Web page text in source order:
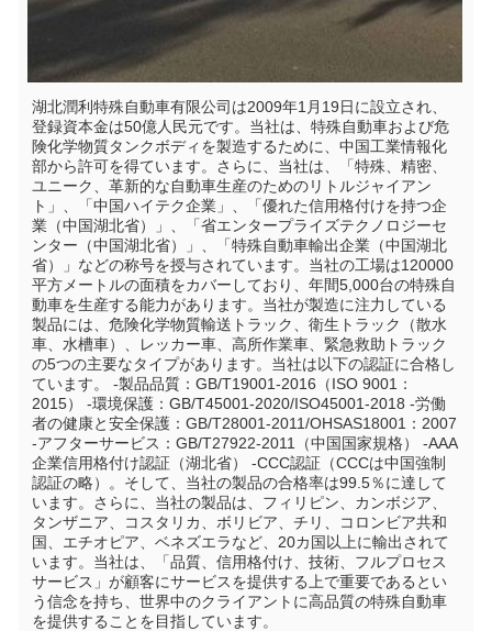
湖北潤利特殊自動車有限公司は2009年1月19日に設立され、
登録資本金は50億人民元です。当社は、特殊自動車および危
険化学物質タンクボディを製造するために、中国工業情報化
部から許可を得ています。さらに、当社は、「特殊、精密、
ユニーク、革新的な自動車生産のためのリトルジャイアン
ト」、「中国ハイテク企業」、「優れた信用格付けを持つ企
業（中国湖北省）」、「省エンタープライズテクノロジーセ
ンター（中国湖北省）」、「特殊自動車輸出企業（中国湖北
省）」などの称号を授与されています。当社の工場は120000
平方メートルの面積をカバーしており、年間5,000台の特殊自
動車を生産する能力があります。当社が製造に注力している
製品には、危険化学物質輸送トラック、衛生トラック（散水
車、水槽車）、レッカー車、高所作業車、緊急救助トラック
の5つの主要なタイプがあります。当社は以下の認証に合格し
ています。 -製品品質：GB/T19001-2016（ISO 9001：
2015） -環境保護：GB/T45001-2020/ISO45001-2018 -労働
者の健康と安全保護：GB/T28001-2011/OHSAS18001：2007
-アフターサービス：GB/T27922-2011（中国国家規格） -AAA
企業信用格付け認証（湖北省） -CCC認証（CCCは中国強制
認証の略）。そして、当社の製品の合格率は99.5％に達して
います。さらに、当社の製品は、フィリピン、カンボジア、
タンザニア、コスタリカ、ボリビア、チリ、コロンビア共和
国、エチオピア、ベネズエラなど、20カ国以上に輸出されて
います。当社は、「品質、信用格付け、技術、フルプロセス
サービス」が顧客にサービスを提供する上で重要であるとい
う信念を持ち、世界中のクライアントに高品質の特殊自動車
を提供することを目指しています。